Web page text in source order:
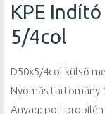
KPE
5/4col
D50x5/4col külső
Nyomás tartomány
Anyag: poli-propilén